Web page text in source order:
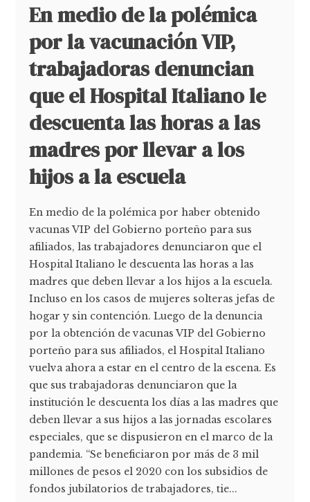
En medio de la polémica
por la vacunación VIP,
trabajadoras denuncian
que el Hospital Italiano le
descuenta las horas a las
madres por llevar a los
hijos a la escuela
En medio de la polémica por haber obtenido
vacunas VIP del Gobierno porteño para sus
afiliados, las trabajadores denunciaron que el
Hospital Italiano le descuenta las horas a las
madres que deben llevar a los hijos a la escuela.
Incluso en los casos de mujeres solteras jefas de
hogar y sin contención. Luego de la denuncia
por la obtención de vacunas VIP del Gobierno
porteño para sus afiliados, el Hospital Italiano
vuelva ahora a estar en el centro de la escena. Es
que sus trabajadoras denunciaron que la
institución le descuenta los días a las madres que
deben llevar a sus hijos a las jornadas escolares
especiales, que se dispusieron en el marco de la
pandemia. “Se beneficiaron por más de 3 mil
millones de pesos el 2020 con los subsidios de
fondos jubilatorios de trabajadores, tie...